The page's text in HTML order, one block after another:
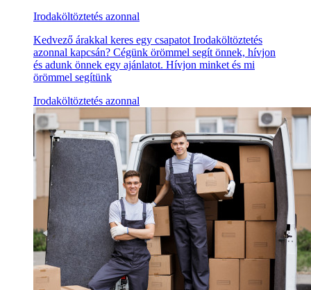
Irodaköltöztetés azonnal
Kedvező árakkal keres egy csapatot Irodaköltöztetés
azonnal kapcsán? Cégünk örömmel segít önnek, hívjon
és adunk önnek egy ajánlatot. Hívjon minket és mi
örömmel segítünk
Irodaköltöztetés azonnal